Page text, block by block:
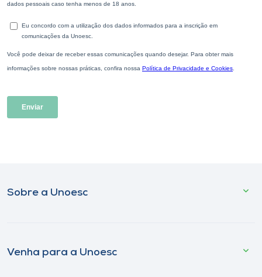
Sobre a Unoesc
Venha para a Unoesc